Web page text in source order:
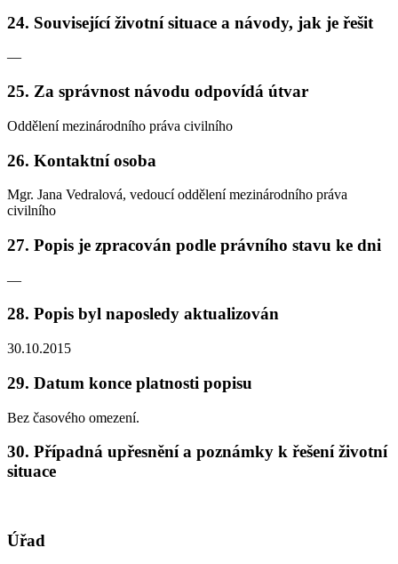
24. Související životní situace a návody, jak je řešit
—
25. Za správnost návodu odpovídá útvar
Oddělení mezinárodního práva civilního
26. Kontaktní osoba
Mgr. Jana Vedralová, vedoucí oddělení mezinárodního práva
civilního
27. Popis je zpracován podle právního stavu ke dni
—
28. Popis byl naposledy aktualizován
30.10.2015
29. Datum konce platnosti popisu
Bez časového omezení.
30. Případná upřesnění a poznámky k řešení životní
situace
Úřad